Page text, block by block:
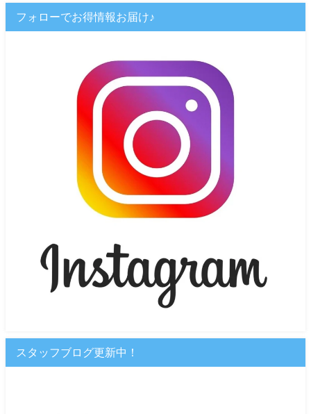
フォローでお得情報お届け♪
スタッフブログ更新中！